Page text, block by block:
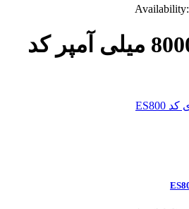
Availability:
پاور بانک 8000 میلی آمپر کد